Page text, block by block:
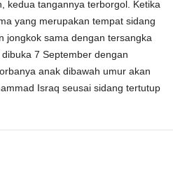
kedua tangannya terborgol. Ketika
yang merupakan tempat sidang
jongkok sama dengan tersangka
7 September dengan
anak dibawah umur akan
Israq seusai sidang tertutup